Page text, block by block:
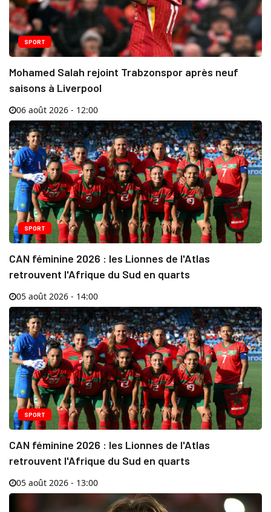
SPORT
Mohamed Salah rejoint Trabzonspor après neuf
saisons à Liverpool
06 août 2026 - 12:00
SPORT
CAN féminine 2026 : les Lionnes de l'Atlas
retrouvent l'Afrique du Sud en quarts
05 août 2026 - 14:00
SPORT
CAN féminine 2026 : les Lionnes de l'Atlas
retrouvent l'Afrique du Sud en quarts
05 août 2026 - 13:00